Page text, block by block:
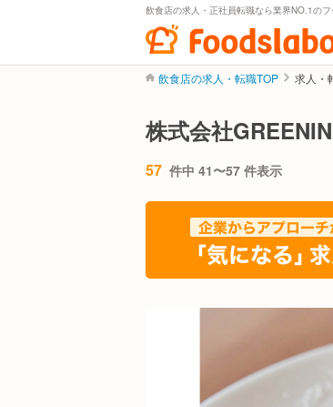
飲食店の求人・正社員転職なら業界NO.1の
飲食店の求人・転職TOP 求人・
株式会社
57 件中 41〜57 件表示